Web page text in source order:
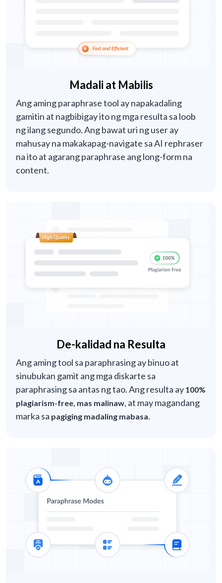
Madali at Mabilis
Ang aming paraphrase tool ay napakadaling
gamitin at nagbibigay ito ng mga resulta sa loob
ng ilang segundo. Ang bawat uri ng user ay
mahusay na makakapag-navigate sa AI rephraser
na ito at agarang paraphrase ang long-form na
content.
De-kalidad na Resulta
Ang aming tool sa paraphrasing ay binuo at
sinubukan gamit ang mga diskarte sa
paraphrasing sa antas ng tao. Ang resulta ay 100%
plagiarism-free, mas malinaw, at may magandang
marka sa pagiging madaling mabasa.